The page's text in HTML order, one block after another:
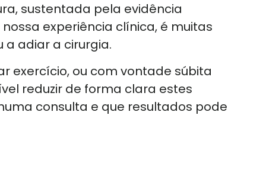
sustentada pela evidência
experiência clínica, é muitas
a adiar a cirurgia.
exercício, ou com vontade súbita
reduzir de forma clara estes
consulta e que resultados pode